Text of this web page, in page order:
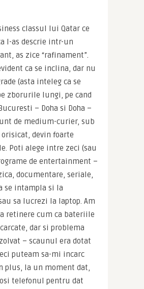
classul lui Qatar ce
l-as descrie intr-un
as zice “rafinament”.
ca se inclina, dar nu
(asta inteleg ca se
zborurile lungi, pe cand
– Doha si Doha –
de medium-curier, sub
orisicat, devin foarte
Poti alege intre zeci (sau
de entertainment –
documentare, seriale,
se intampla si la
sa lucrezi la laptop. Am
retinere cum ca bateriile
dar si problema
– scaunul era dotat
puteam sa-mi incarc
plus, la un moment dat,
telefonul pentru dat